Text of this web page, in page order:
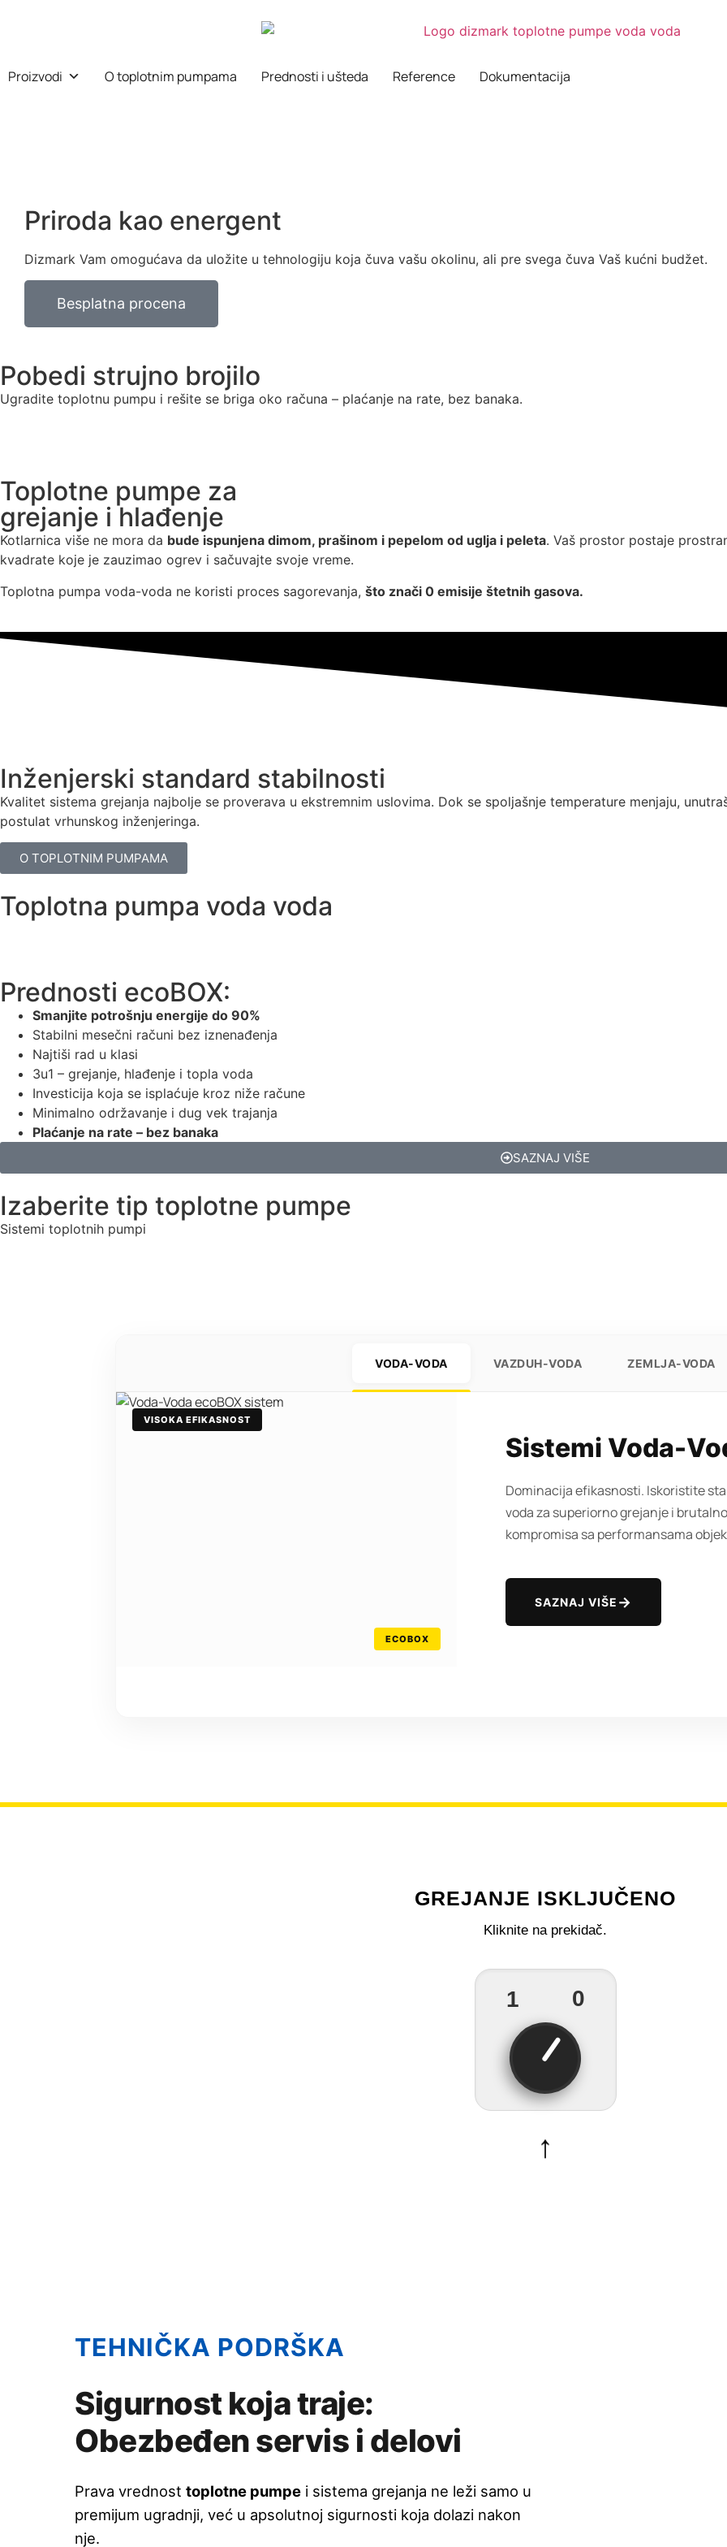
Proizvodi O toplotnim pumpama Prednosti i ušteda Reference Dokumentacija
Priroda kao energent
Dizmark Vam omogućava da uložite u tehnologiju koja čuva vašu okolinu, ali pre svega čuva Vaš kućni budžet.
Besplatna procena
Pobedi strujno brojilo
Ugradite toplotnu pumpu i rešite se briga oko računa – plaćanje na rate, bez banaka.
Toplotne pumpe za
grejanje i hlađenje
Kotlarnica više ne mora da bude ispunjena dimom, prašinom i pepelom od uglja i peleta. Vaš prostor postaje
kvadrate koje je zauzimao ogrev i sačuvajte svoje vreme.
Toplotna pumpa voda-voda ne koristi proces sagorevanja, što znači 0 emisije štetnih gasova.
Inženjerski standard stabilnosti
Kvalitet sistema grejanja najbolje se proverava u ekstremnim uslovima. Dok se spoljašnje temperature menjaju,
postulat vrhunskog inženjeringa.
O TOPLOTNIM PUMPAMA
Toplotna pumpa voda voda
Prednosti ecoBOX:
Smanjite potrošnju energije do 90%
Stabilni mesečni računi bez iznenađenja
Najtiši rad u klasi
3u1 – grejanje, hlađenje i topla voda
Investicija koja se isplaćuje kroz niže račune
Minimalno održavanje i dug vek trajanja
Plaćanje na rate – bez banaka
SAZNAJ VIŠE
Izaberite tip toplotne pumpe
Sistemi toplotnih pumpi
VODA-VODA VAZDUH-VODA ZEMLJA-VODA
VISOKA EFIKASNOST
ECOBOX
Sistemi Voda-
Dominacija efikasnosti. Iskoristite
voda za superiorno grejanje i
kompromisa sa performansama
SAZNAJ VIŠE
GREJANJE ISKLJUČENO
Kliknite na prekidač.
1 0
↑
TEHNIČKA PODRŠKA
Sigurnost koja traje:
Obezbeđen servis i delovi
Prava vrednost toplotne pumpe i sistema grejanja ne leži samo u
premijum ugradnji, već u apsolutnoj sigurnosti koja dolazi nakon
nje.